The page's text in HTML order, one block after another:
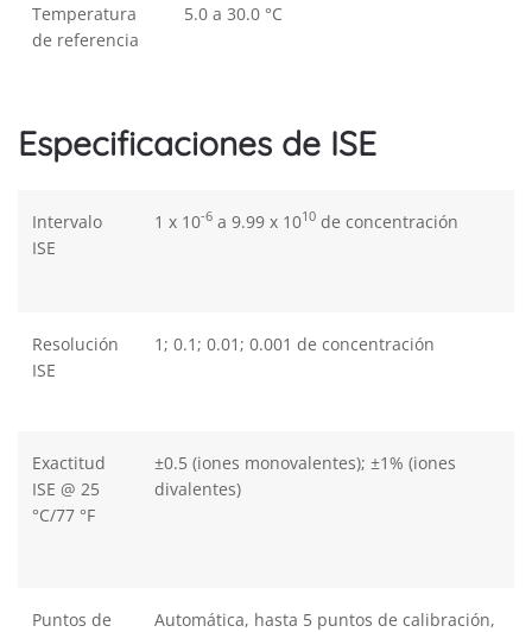
Temperatura
de referencia
5.0 a 30.0 °C
Especificaciones de ISE
Intervalo
ISE
1 x 10-6 a 9.99 x 1010 de concentración
Resolución
ISE
1; 0.1; 0.01; 0.001 de concentración
Exactitud
ISE @ 25
°C/77 °F
±0.5 (iones monovalentes); ±1% (iones
divalentes)
Puntos de
Automática, hasta 5 puntos de calibración,